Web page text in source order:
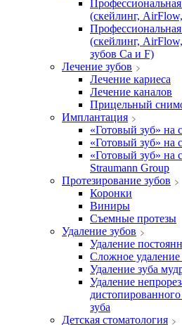
(скейлинг,
(скейлинг,
зубов Ca и F)
Лечение зубов
Лечение кариеса
Лечение каналов
Прицельный
Имплантация
«Готовый зуб» на
«Готовый зуб» на
«Готовый зуб» на
Straumann Group
Протезирование зубов
Коронки
Виниры
Съемные протезы
Удаление зубов
Удаление
Сложное удаление
Удаление зуба
Удаление
зуба
Детская стоматология